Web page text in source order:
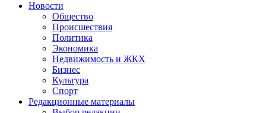
Новости
Общество
Происшествия
Политика
Экономика
Недвижимость и ЖКХ
Бизнес
Культура
Спорт
Редакционные материалы